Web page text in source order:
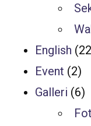
English
Event (2)
Galleri (6)